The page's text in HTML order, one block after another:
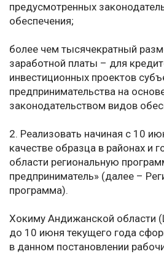
предусмотренных
обеспечения;
более чем тысячекратный
заработной платы – для
инвестиционных проектов
предпринимательства на
законодательством видов
2. Реализовать начиная с 10
качестве образца в районах и
области региональную
предприниматель» (далее –
программа).
Хокиму Андижанской области
до 10 июня текущего года
в данном постановлении